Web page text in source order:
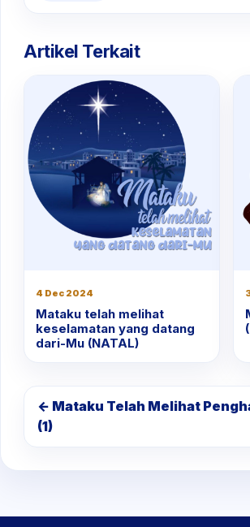
Artikel Terkait
4 Dec 2024
Mataku telah melihat
keselamatan yang datang
dari-Mu (NATAL)
← Mataku Telah Melihat
(1)